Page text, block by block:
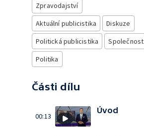
Zpravodajství
Aktuální publicistika
Diskuze
Politická publicistika
Společnost
Politika
Části dílu
00:13
Úvod